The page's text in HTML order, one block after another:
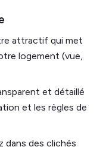
attractif qui met
logement (vue,
et détaillé
et les règles de
dans des clichés